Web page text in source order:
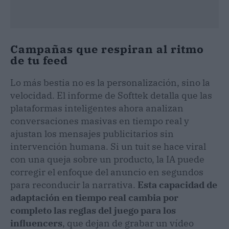
Campañas que respiran al ritmo
de tu feed
Lo más bestia no es la personalización, sino la
velocidad. El informe de Softtek detalla que las
plataformas inteligentes ahora analizan
conversaciones masivas en tiempo real y
ajustan los mensajes publicitarios sin
intervención humana. Si un tuit se hace viral
con una queja sobre un producto, la IA puede
corregir el enfoque del anuncio en segundos
para reconducir la narrativa. Esta capacidad de
adaptación en tiempo real cambia por
completo las reglas del juego para los
influencers, que dejan de grabar un vídeo